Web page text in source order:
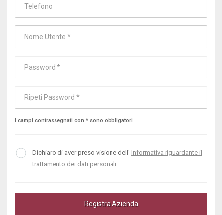
I campi contrassegnati con * sono obbligatori
Dichiaro di aver preso visione dell' Informativa riguardante il
trattamento dei dati personali
Registra Azienda